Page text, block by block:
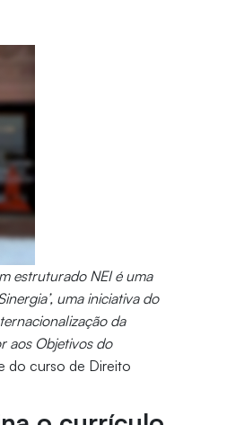
estruturado NEI é uma
uma iniciativa do
da
aos Objetivos do
do curso de Direito